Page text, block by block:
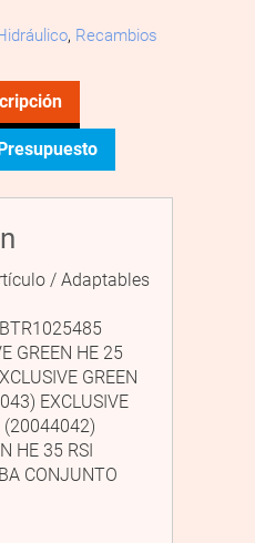
, Recambios
/ Adaptables
GREEN HE 25
GREEN
EXCLUSIVE
(20044042)
HE 35 RSI
CONJUNTO